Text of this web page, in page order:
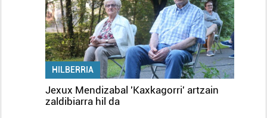
HILBERRIA
Jexux Mendizabal 'Kaxkagorri' artzain
zaldibiarra hil da